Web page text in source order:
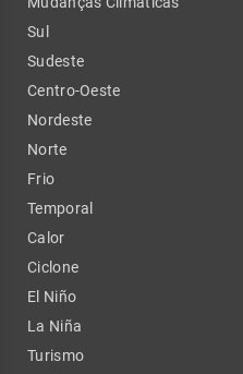
Sul
Sudeste
Centro-Oeste
Nordeste
Norte
Frio
Temporal
Calor
Ciclone
El Niño
La Niña
Turismo